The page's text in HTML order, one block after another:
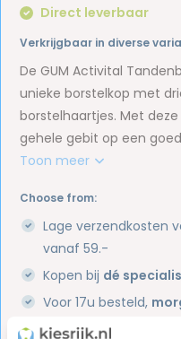
Direct leverbaar
Verkrijgbaar in diverse
De GUM Activital
unieke borstelkop met
borstelhaartjes. Met
gehele gebit op een
Toon meer
Choose from:
Lage verzendkosten
vanaf 59.-
Kopen bij dé
Voor 17u besteld,
1 miljoen+tevreden